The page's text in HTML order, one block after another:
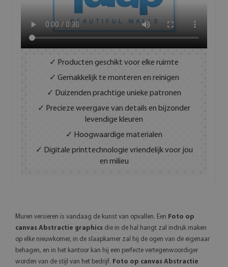
✓ Producten geschikt voor elke ruimte
✓ Gemakkelijk te monteren en reinigen
✓ Duizenden prachtige unieke patronen
✓ Precieze weergave van details en bijzonder
levendige kleuren
✓ Hoogwaardige materialen
✓ Digitale printtechnologie vriendelijk voor jou
en milieu
Muren versieren is vandaag de kunst van opvallen. Een Foto op
canvas Abstractie graphics die in de hal hangt zal indruk maken
op elke nieuwkomer, in de slaapkamer zal hij de ogen van de eigenaar
behagen, en in het kantoor kan hij een perfecte vertegenwoordiger
worden van de stijl van het bedrijf. Foto op canvas Abstractie